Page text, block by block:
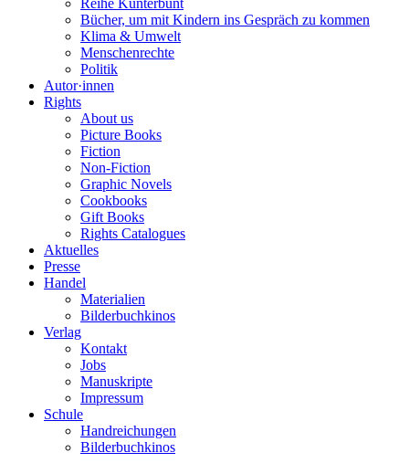
Bücher, um mit Kindern ins Gespräch zu kommen
Klima & Umwelt
Menschenrechte
Politik
Autor·innen
Rights
About us
Picture Books
Fiction
Non-Fiction
Graphic Novels
Cookbooks
Gift Books
Rights Catalogues
Aktuelles
Presse
Handel
Materialien
Bilderbuchkinos
Verlag
Kontakt
Jobs
Manuskripte
Impressum
Schule
Handreichungen
Bilderbuchkinos